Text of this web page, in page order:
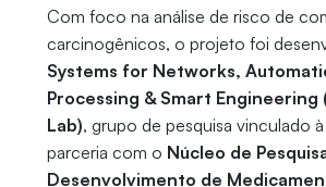
Com foco na análise de risco de
carcinogênicos, o projeto foi
Systems for Networks,
Processing & Smart Engineering
Lab), grupo de pesquisa vinculado
parceria com o Núcleo de
Desenvolvimento de